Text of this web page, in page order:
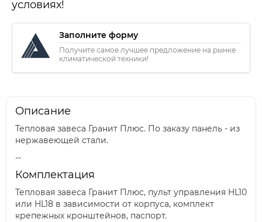
условиях!
Заполните форму
Получите самое лучшее предложение на рынке
климатической техники!
Описание
Тепловая завеса Гранит Плюс. По заказу панель - из
нержавеющей стали.
--
Комплектация
Тепловая завеса Гранит Плюс, пульт управления HL10
или HL18 в зависимости от корпуса, комплект
крепежных кронштейнов, паспорт.